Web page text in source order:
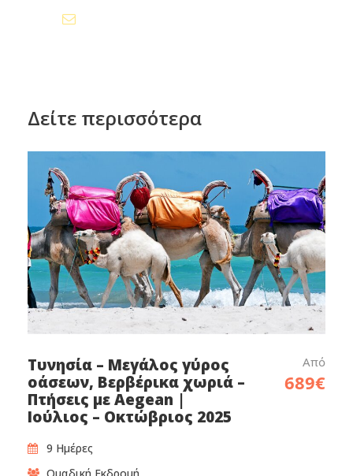
Δείτε περισσότερα
Τυνησία – Μεγάλος γύρος
οάσεων, Βερβέρικα χωριά –
Πτήσεις με Aegean |
Ιούλιος – Οκτώβριος 2025
Από
689€
9 Ημέρες